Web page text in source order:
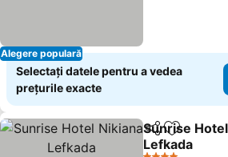
Alegere populară
Selectați datele pentru a vedea
prețurile exacte
DistribuițiAdăugaţi
Sunrise
Lefkada